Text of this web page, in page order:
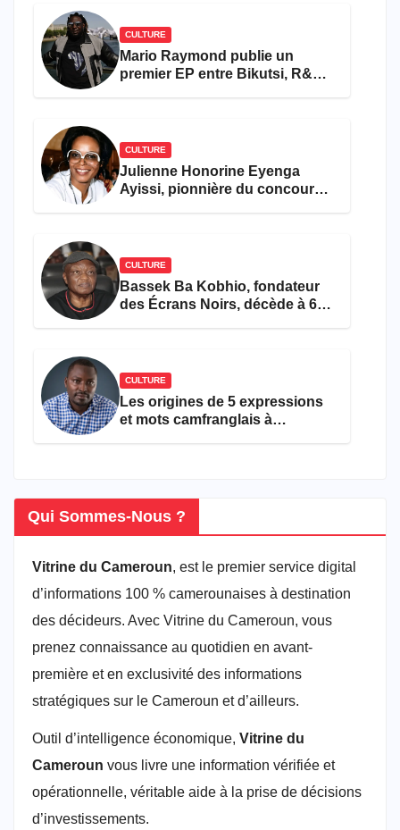
CULTURE
Mario Raymond publie un
premier EP entre Bikutsi, R&B
CULTURE
Julienne Honorine Eyenga
Ayissi, pionnière du concours
CULTURE
Bassek Ba Kobhio, fondateur
des Écrans Noirs, décède à 69
CULTURE
Les origines de 5 expressions
et mots camfranglais à
Qui Sommes-Nous ?
Vitrine du Cameroun, est le premier service digital
d’informations 100 % camerounaises à destination
des décideurs. Avec Vitrine du Cameroun, vous
prenez connaissance au quotidien en avant-
première et en exclusivité des informations
stratégiques sur le Cameroun et d’ailleurs.
Outil d’intelligence économique, Vitrine du
Cameroun vous livre une information vérifiée et
opérationnelle, véritable aide à la prise de décisions
d’investissements.